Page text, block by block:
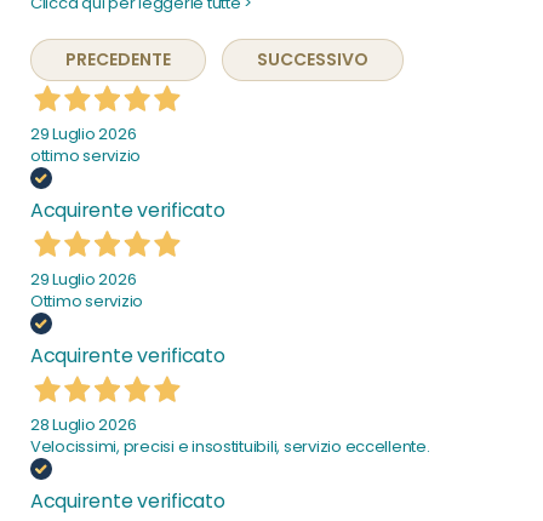
PRECEDENTE SUCCESSIVO
29 Luglio 2026
ottimo servizio
Acquirente verificato
29 Luglio 2026
Ottimo servizio
Acquirente verificato
28 Luglio 2026
Velocissimi, precisi e insostituibili, servizio eccellente.
Acquirente verificato